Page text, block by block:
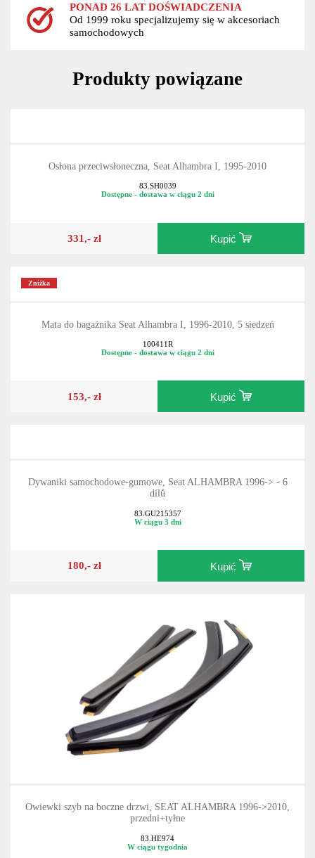
PONAD 26 LAT DOŚWIADCZENIA
Od 1999 roku specjalizujemy się w akcesoriach
samochodowych
Produkty powiązane
Osłona przeciwsłoneczna, Seat Alhambra I, 1995-2010
83.SH0039
Dostępne - dostawa w ciągu 2 dni
331,- zł Kupić
Zniżka
Mata do bagażnika Seat Alhambra I, 1996-2010, 5 siedzeń
100411R
Dostępne - dostawa w ciągu 2 dni
153,- zł Kupić
Dywaniki samochodowe-gumowe, Seat ALHAMBRA 1996-> - 6
dílů
83.GU215357
W ciągu 3 dni
180,- zł Kupić
Owiewki szyb na boczne drzwi, SEAT ALHAMBRA 1996->2010,
przedni+tyłne
83.HE974
W ciągu tygodnia